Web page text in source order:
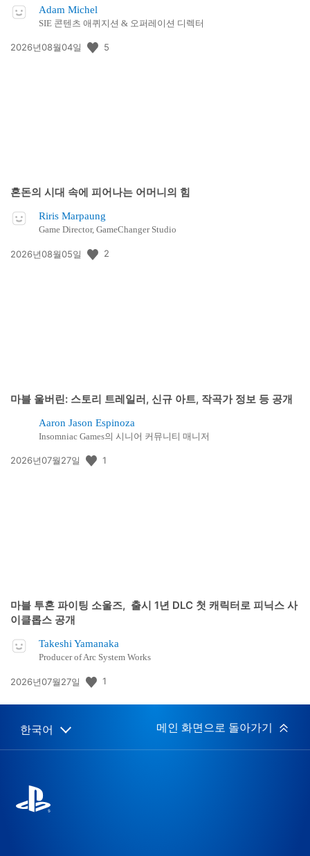
Adam Michel
SIE 콘텐츠 애퀴지션 & 오퍼레이션 디렉터
공
2026년08월04일 5
혼돈의 시대 속에 피어나는 어머니의 힘
Riris Marpaung
Game Director, GameChanger Studio
공
2026년08월05일 2
마블 울버린: 스토리 트레일러, 신규 아트, 작곡가 정보 등 공개
Aaron Jason Espinoza
Insomniac Games의 시니어 커뮤니티 매니저
공
2026년07월27일 1
마블 투혼 파이팅 소울즈, 출시 1년 DLC 첫 캐릭터로 피닉스 사
이클롭스 공개
Takeshi Yamanaka
Producer of Arc System Works
공
일:
2026년07월27일 1
Select
Current
한국어 메인 화면으로 돌아가기